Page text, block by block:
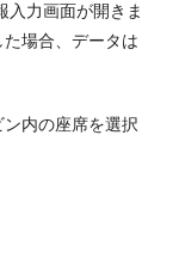
入力画面が開きま
場合、データは
内の座席を選択